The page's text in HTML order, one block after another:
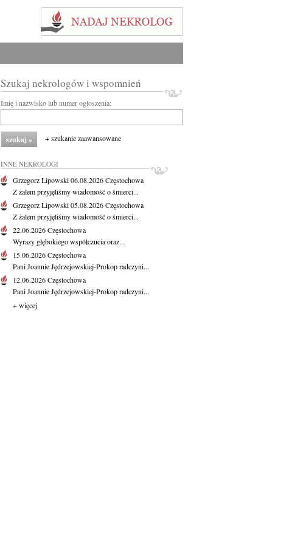
Szukaj nekrologów i wspomnień
Imię i nazwisko lub numer ogłoszenia:
+ szukanie zaawansowane
INNE NEKROLOGI
Grzegorz Lipowski06.08.2026Częstochowa
Z żalem przyjęliśmy wiadomość o śmierci...
Grzegorz Lipowski05.08.2026Częstochowa
Z żalem przyjęliśmy wiadomość o śmierci...
22.06.2026Częstochowa
Wyrazy głębokiego współczucia oraz...
15.06.2026Częstochowa
Pani Joannie Jędrzejowskiej-Prokop radczyni...
12.06.2026Częstochowa
Pani Joannie Jędrzejowskiej-Prokop radczyni...
+ więcej